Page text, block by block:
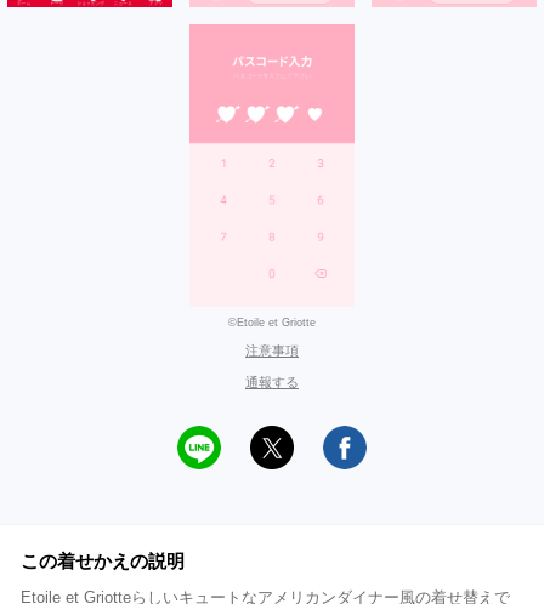
©Etoile et Griotte
注意事項
通報する
この着せかえの説明
Etoile et Griotteらしいキュートなアメリカンダイナー風の着せ替えで